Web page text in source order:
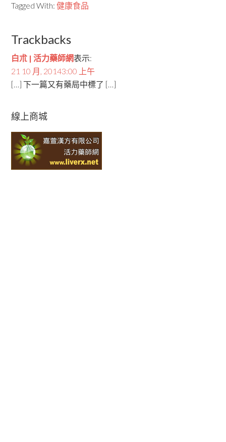
Tagged With:健康食品
Trackbacks
白朮 | 活力藥師網表示:
21 10 月, 20143:00 上午
[…] 下一篇又有藥局中標了 […]
線上商城